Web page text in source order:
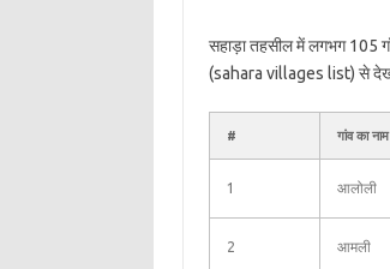
सहाड़ा तहसील में लगभग 105
(sahara villages list) से
# गांव का नाम
1 आलोली
2 आमली